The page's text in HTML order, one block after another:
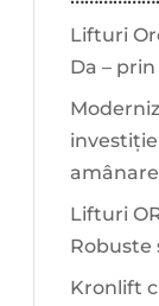
Lifturi
Da –
amânare
Lifturi
Robuste
Kronlift